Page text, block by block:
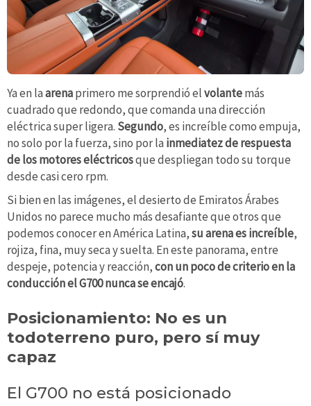
Ya en laarenaprimero me sorprendió elvolantemás
cuadrado que redondo, que comanda una dirección
eléctrica super ligera. Segundo, es increíble como empuja,
no solo por la fuerza, sino por la inmediatez de respuesta
de los motores eléctricosque despliegan todo su torque
desde casi cero rpm.
Si bien en las imágenes, el desierto de Emiratos Árabes
Unidos no parece mucho más desafiante que otros que
podemos conocer en América Latina,su arena es increíble,
rojiza, fina, muy seca y suelta. En este panorama, entre
despeje, potencia y reacción,con un poco de criterio en la
conducción el G700 nunca se encajó.
Posicionamiento: No es un
todoterreno puro, pero sí muy
capaz
El G700 no está posicionado